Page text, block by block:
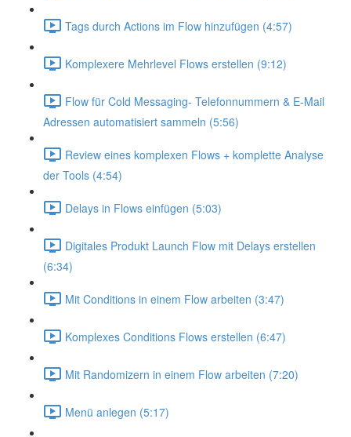
Tags durch Actions im Flow hinzufügen (4:57)
Komplexere Mehrlevel Flows erstellen (9:12)
Flow für Cold Messaging- Telefonnummern & E-Mail
Adressen automatisiert sammeln (5:56)
Review eines komplexen Flows + komplette Analyse
der Tools (4:54)
Delays in Flows einfügen (5:03)
Digitales Produkt Launch Flow mit Delays erstellen
(6:34)
Mit Conditions in einem Flow arbeiten (3:47)
Komplexes Conditions Flows erstellen (6:47)
Mit Randomizern in einem Flow arbeiten (7:20)
Menü anlegen (5:17)